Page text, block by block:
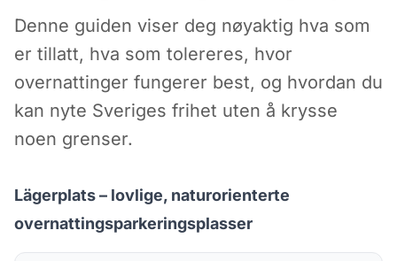
Denne guiden viser deg nøyaktig hva som
er tillatt, hva som tolereres, hvor
overnattinger fungerer best, og hvordan du
kan nyte Sveriges frihet uten å krysse
noen grenser.
Lägerplats – lovlige, naturorienterte
overnattingsparkeringsplasser